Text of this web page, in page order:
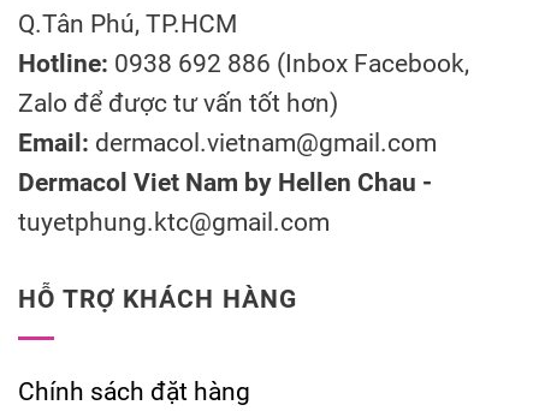
Q.Tân Phú, TP.HCM
Hotline: 0938 692 886 (Inbox Facebook,
Zalo để được tư vấn tốt hơn)
Email: dermacol.vietnam@gmail.com
Dermacol Viet Nam by Hellen Chau -
tuyetphung.ktc@gmail.com
HỖ TRỢ KHÁCH HÀNG
Chính sách đặt hàng